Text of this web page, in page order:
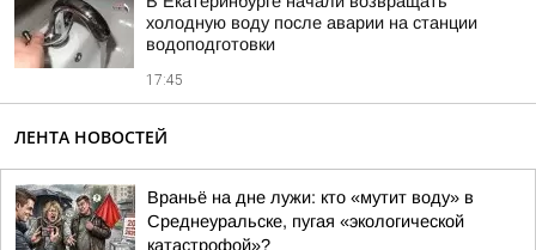
холодную воду после аварии на станции
водоподготовки
17:45
ЛЕНТА НОВОСТЕЙ
Враньё на дне лужи: кто «мутит воду» в
Среднеуральске, пугая «экологической
катастрофой»?